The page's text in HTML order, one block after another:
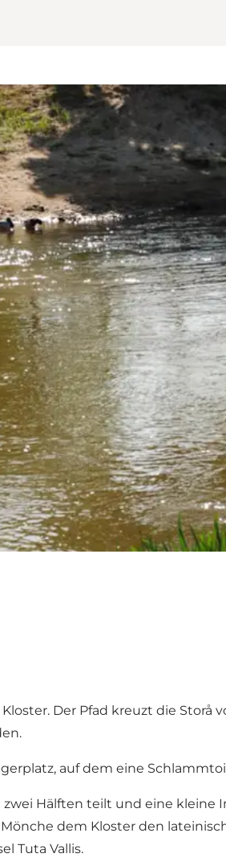
Der Pfad kreuzt die
auf dem eine
Hälften teilt und eine
dem Kloster den
Tuta Vallis.